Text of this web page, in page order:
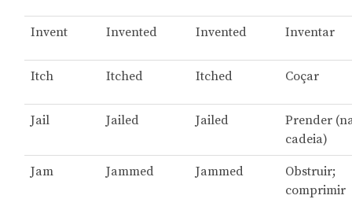
Invent Invented Invented Inventar
Itch Itched Itched Coçar
Jail Jailed Jailed
Prender
cadeia)
Jam Jammed Jammed
Obstruir;
comprimir